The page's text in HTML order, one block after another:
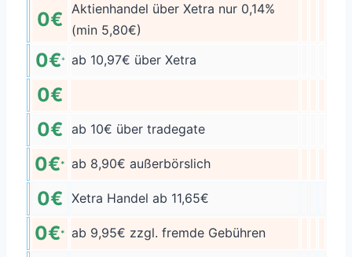
0€ Aktienhandel über Xetra nur 0,14%
(min 5,80€)
0€* ab 10,97€ über Xetra
0€
0€ ab 10€ über tradegate
0€* ab 8,90€ außerbörslich
0€ Xetra Handel ab 11,65€
0€* ab 9,95€ zzgl. fremde Gebühren